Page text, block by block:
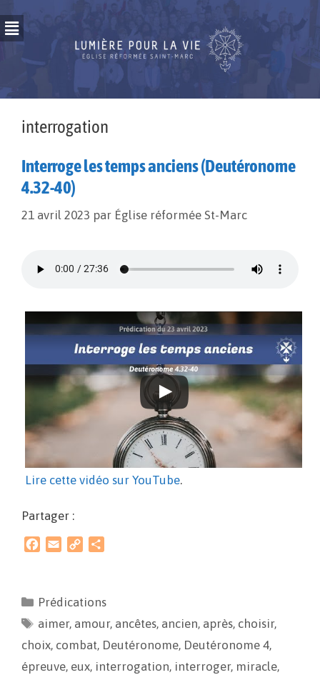
interrogation
Interroge les temps anciens (Deutéronome
4.32-40)
21 avril 2023 par Église réformée St-Marc
Lire cette vidéo sur YouTube.
Partager :
b
o
o
l
L
i
a
g
e
Prédications
aimer, amour, ancêtes, ancien, après, choisir,
choix, combat, Deutéronome, Deutéronome 4,
épreuve, eux, interrogation, interroger, miracle,